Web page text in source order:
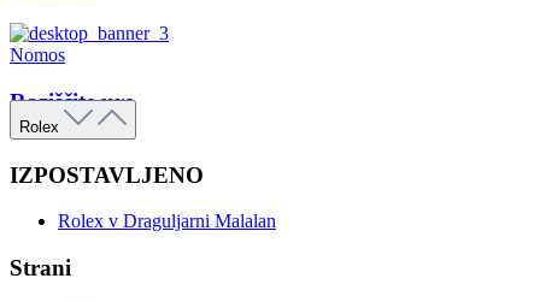
Nomos
Raziščite ure
Rolex
IZPOSTAVLJENO
Rolex v Draguljarni Malalan
Strani